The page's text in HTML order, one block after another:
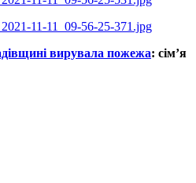
вирувала пожежа: сім’я